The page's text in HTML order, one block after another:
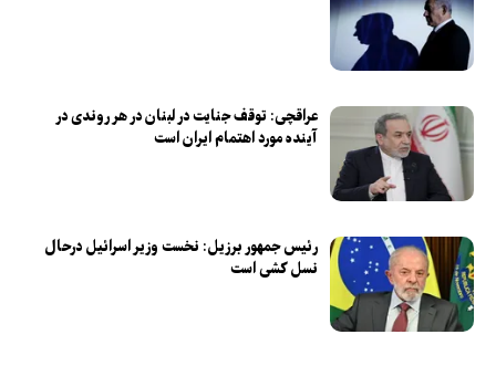
عراقچی: توقف جنایت در لبنان در هر روندی در
آینده مورد اهتمام ایران است
رئیس جمهور برزیل: نخست وزیر اسرائیل درحال
نسل کشی است